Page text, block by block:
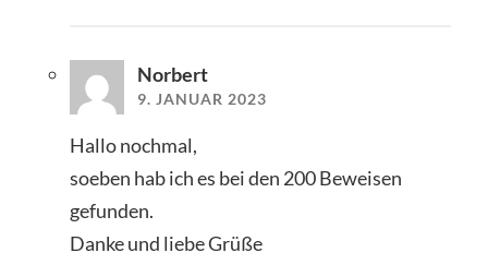
Norbert
9. JANUAR 2023
Hallo nochmal,
soeben hab ich es bei den 200 Beweisen
gefunden.
Danke und liebe Grüße